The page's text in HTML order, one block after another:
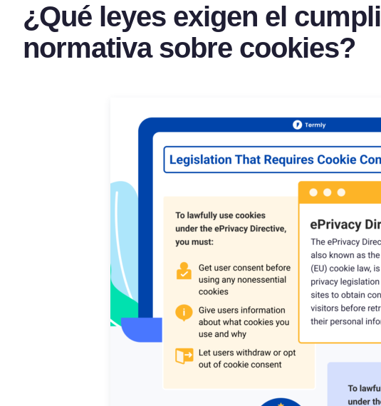
¿Qué leyes exigen el
normativa sobre cookies?